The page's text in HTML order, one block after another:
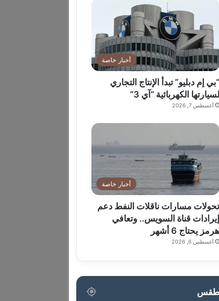
أخبار خاصة
“بي إم دبليو” تبدأ الإنتاج التجاري
لسيارتها الكهربائية “آي 3”
أغسطس 7, 2026
أخبار خاصة
مسارات ناقلات النفط دعم
إيرادات قناة السويس.. وتعافي
هرمز يحتاج 6 أشهر
أغسطس 6, 2026